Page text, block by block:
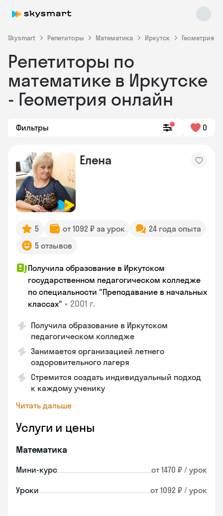
Skysmart Репетиторы Математика Иркутск Геометрия
Репетиторы по
математике в Иркутске
- Геометрия онлайн
Фильтры 0
Елена
5 от 1092 ₽ за урок
24 года опыта
5 отзывов
Получила образование в Иркутском
государственном педагогическом колледже
по специальности "Преподавание в начальных
классах" • 2001 г.
Получила образование в Иркутском
педагогическом колледже
Занимается организацией летнего
оздоровительного лагеря
Стремится создать индивидуальный подход
к каждому ученику
Читать дальше
Услуги и цены
Математика
Мини-курс от 1470 ₽ / урок
Уроки от 1092 ₽ / урок
Skysmart Chat